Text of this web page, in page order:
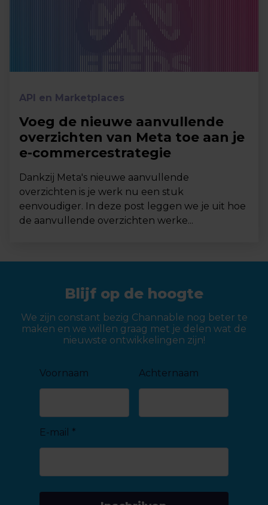
API en Marketplaces
Voeg de nieuwe aanvullende
overzichten van Meta toe aan je
e-commercestrategie
Dankzij Meta's nieuwe aanvullende
overzichten is je werk nu een stuk
eenvoudiger. In deze post leggen we je uit hoe
de aanvullende overzichten werke...
Blijf op de hoogte
We zijn constant bezig Channable nog beter te
maken en we willen graag met je delen wat de
nieuwste ontwikkelingen zijn!
Voornaam Achternaam
E-mail *